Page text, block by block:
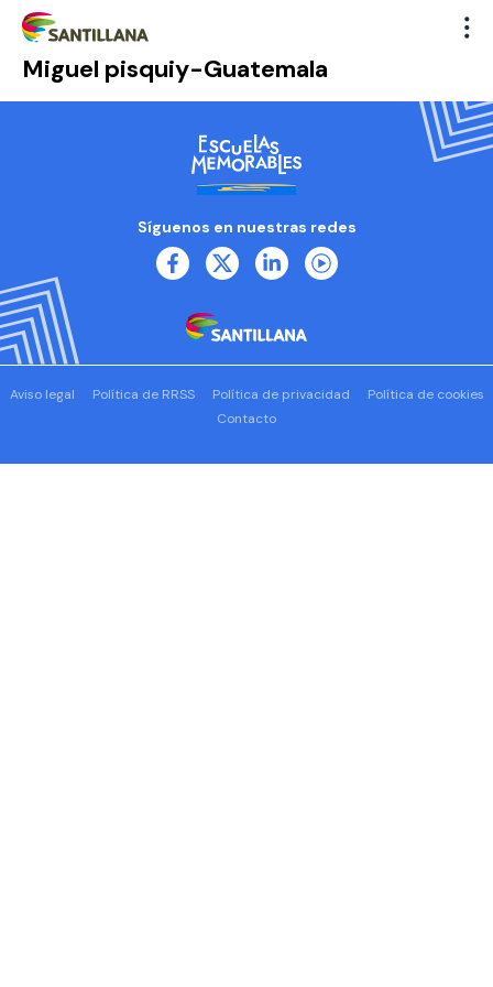
Miguel pisquiy-Guatemala
Síguenos en nuestras redes
Aviso legal Política de RRSS Política de privacidad
Política de cookies
Contacto